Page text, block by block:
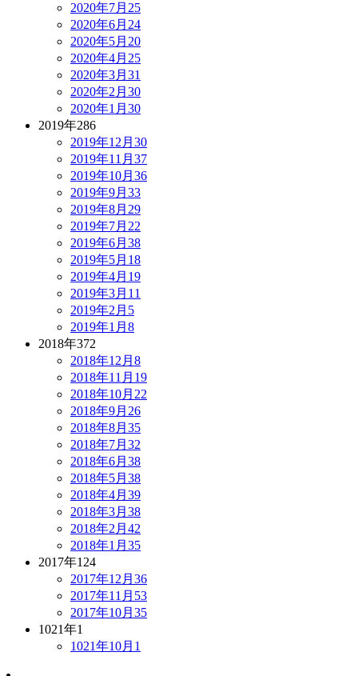
2020年7月 25
2020年6月 24
2020年5月 20
2020年4月 25
2020年3月 31
2020年2月 30
2020年1月 30
2019年286
2019年12月 30
2019年11月 37
2019年10月 36
2019年9月 33
2019年8月 29
2019年7月 22
2019年6月 38
2019年5月 18
2019年4月 19
2019年3月 11
2019年2月 5
2019年1月 8
2018年372
2018年12月 8
2018年11月 19
2018年10月 22
2018年9月 26
2018年8月 35
2018年7月 32
2018年6月 38
2018年5月 38
2018年4月 39
2018年3月 38
2018年2月 42
2018年1月 35
2017年124
2017年12月 36
2017年11月 53
2017年10月 35
1021年1
1021年10月 1